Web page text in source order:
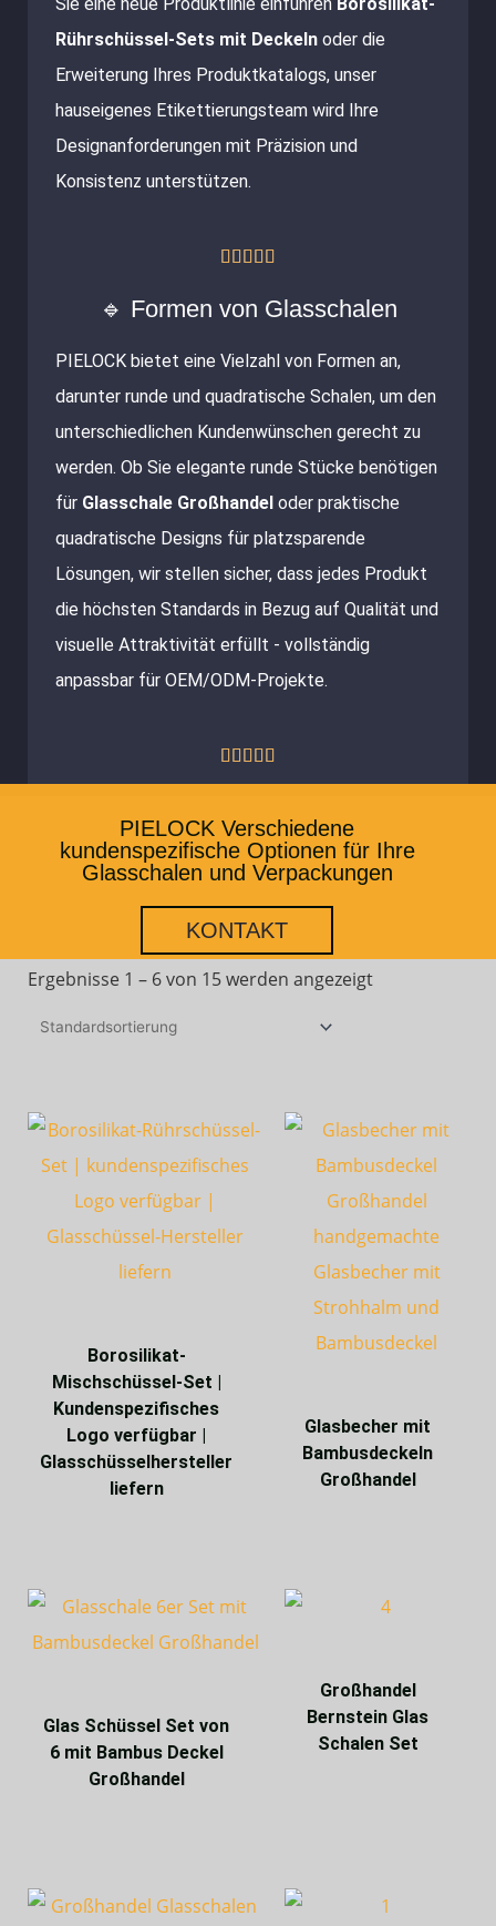
Rührschüssel-Sets mit Deckeln oder die
Erweiterung Ihres Produktkatalogs, unser
hauseigenes Etikettierungsteam wird Ihre
Designanforderungen mit Präzision und
Konsistenz unterstützen.
    
von
5
🔹 Formen von Glasschalen
PIELOCK bietet eine Vielzahl von Formen an,
darunter runde und quadratische Schalen, um den
unterschiedlichen Kundenwünschen gerecht zu
werden. Ob Sie elegante runde Stücke benötigen
für Glasschale Großhandel oder praktische
quadratische Designs für platzsparende
Lösungen, wir stellen sicher, dass jedes Produkt
die höchsten Standards in Bezug auf Qualität und
visuelle Attraktivität erfüllt - vollständig
anpassbar für OEM/ODM-Projekte.
    
mit
5
von
PIELOCK Verschiedene
kundenspezifische Optionen für Ihre
Glasschalen und Verpackungen
KONTAKT
Ergebnisse 1 – 6 von 15 werden angezeigt
Borosilikat-
Mischschüssel-Set |
Kundenspezifisches
Logo verfügbar |
Glasschüsselhersteller
liefern
Glasbecher mit
Bambusdeckeln
Großhandel
Glas Schüssel Set von
6 mit Bambus Deckel
Großhandel
Großhandel
Bernstein Glas
Schalen Set